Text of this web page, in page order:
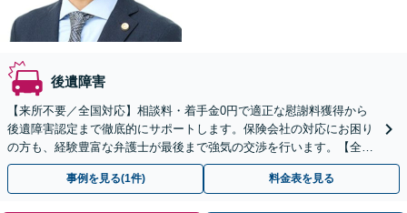
後遺障害
【来所不要／全国対応】相談料・着手金0円で適正な慰謝料獲得から
後遺障害認定まで徹底的にサポートします。保険会社の対応にお困り
の方も、経験豊富な弁護士が最後まで強気の交渉を行います。【全国
13拠点】お気軽にご相談ください。
事例を見る(1件) 料金表を見る